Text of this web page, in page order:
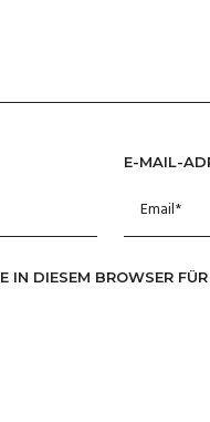
E-MAIL-
DIESEM BROWSER